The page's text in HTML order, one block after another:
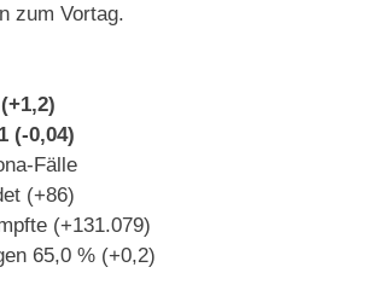
zum Vortag.
(-0,04)
Fälle
(+86)
(+131.079)
65,0 % (+0,2)